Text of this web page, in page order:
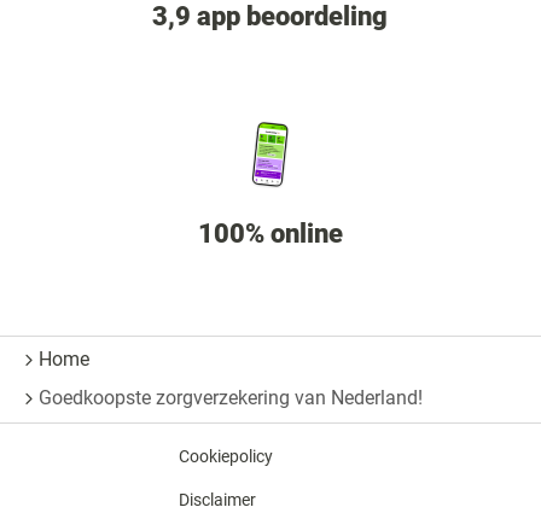
3,9 app beoordeling
100% online
Home
Goedkoopste zorgverzekering van Nederland!
Cookiepolicy
Disclaimer